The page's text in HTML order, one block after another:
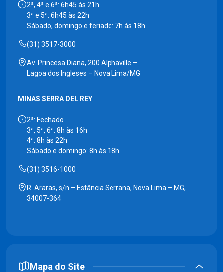
2ª, 4ª e 6ª: 6h45 às 21h
3ª e 5ª: 6h45 às 22h
Sábado, domingo e feriado: 7h às 18h
(31) 3517-3000
Av. Princesa Diana, 200 Alphaville –
Lagoa dos Ingleses – Nova Lima/MG
MINAS SERRA DEL REY
2ª: Fechado
3ª, 5ª, 6ª: 8h às 16h
4ª: 8h às 22h
Sábado e domingo: 8h às 18h
(31) 3516-1000
R. Araras, s/n – Estância Serrana, Nova Lima – MG,
34007-364
Mapa do Site